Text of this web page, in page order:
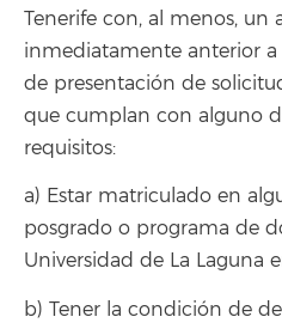
Tenerife con, al menos, un
inmediatamente anterior
de presentación de
que cumplan con alguno
requisitos:
a) Estar matriculado en
posgrado o programa de
Universidad de La Laguna
b) Tener la condición de